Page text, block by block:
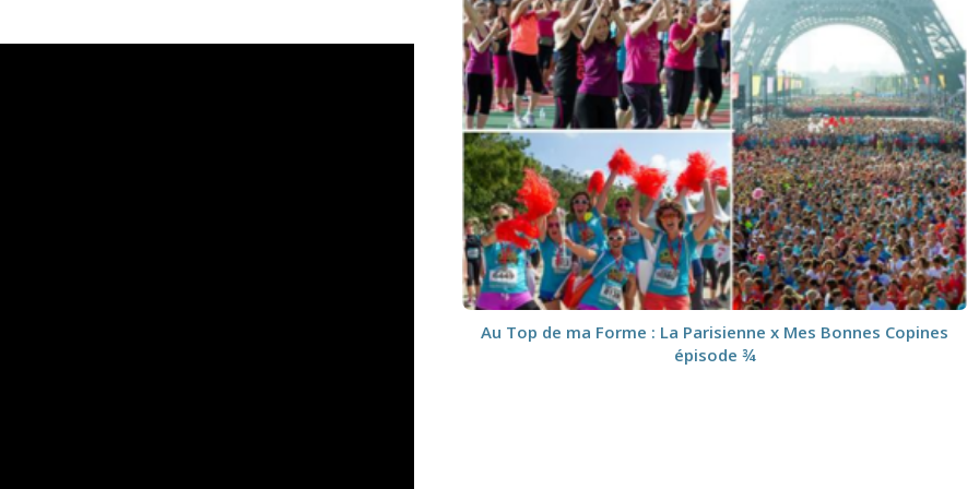
Au Top de ma Forme : La Parisienne x Mes Bonnes Copines
épisode ¾